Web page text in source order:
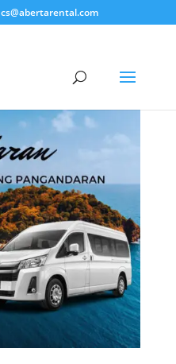
cs@abertarental.com